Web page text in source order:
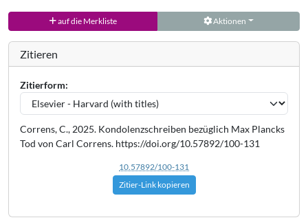
auf die Merkliste Aktionen
Zitieren
Zitierform:
Correns, C., 2025. Kondolenzschreiben bezüglich Max Plancks
Tod von Carl Correns. https://doi.org/10.57892/100-131
10.57892/100-131
Zitier-Link kopieren